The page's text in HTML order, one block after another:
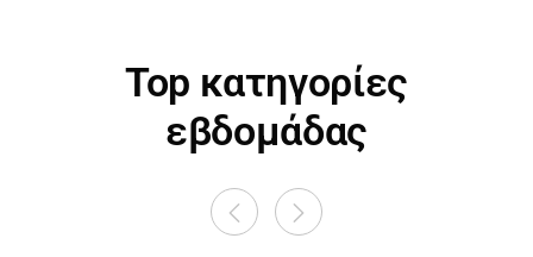
Top κατηγορίες
εβδομάδας